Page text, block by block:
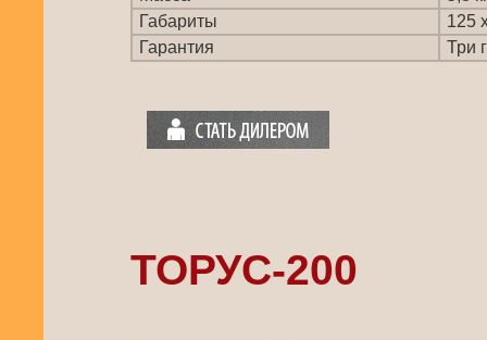
Габариты
125
Гарантия
Три
ТОРУС-200